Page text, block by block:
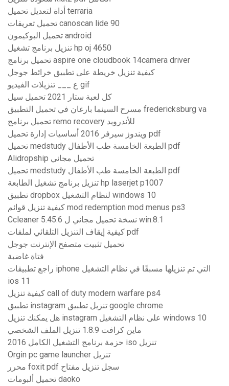
أداة لتعديل تحميل terraria
تحميل تعريفات canoscan lide 90
تحميل البوكيمون android
تنزيل برنامج تشغيل hp oj 4650
تحميل برنامج aspire one cloudbook 14camera driver
كيفية تنزيل خريطة على تطبيق خرائط جوجل
ع ___ تنزيلات الفيديو gif
كل لعبة ستار 2021 تحميل سيل
مسرح السينما بارغان في تحميل التطبيق fredericksburg va
تحميل برنامج remo recovery للأندرويد
ويندوز سيرفر 2016 أساسيات إدارة تحميل pdf
تحميل medstudy الطبعة الخامسة طب الأطفال pdf
Alidropship تحميل مجاني
تحميل medstudy الطبعة الخامسة طب الأطفال pdf
تنزيل برنامج تشغيل الطابعة hp laserjet p1007
تطبيق dropbox لنظام التشغيل windows 10
كيفية تنزيل قوائم mod redemption mod menus ps3
Ccleaner 5.45.6 نسخة تحميل مجاني ل win.8.1
كيفية إيقاف التنزيل التلقائي لملفات pdf
تحميل تثبيت متصفح الإنترنت جوجل
فتاة غاضبة
راجع تطبيقات iphone التي تم تنزيلها مسبقًا في نظام التشغيل
ios 11
كيفية تنزيل call of duty modern warfare ps4
تطبيق instagram تنزيل تطبيق google chrome
هل يمكنك تنزيل instagram على نظام التشغيل windows 10
ماين كرافت 1.8.9 تنزيل الملف الشخصي
حزمة برنامج التشغيل الكامل 2016 iso تنزيل
Orgin pc game launcher تنزيل
محرر foxit pdf سجل تنزيل مفتاح
تحميل ألبومات daoko